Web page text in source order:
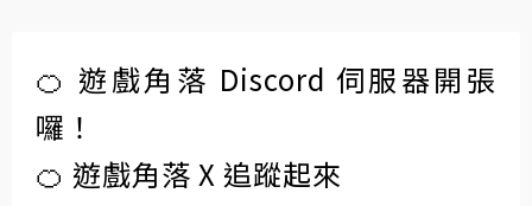
🍊 遊戲角落 Discord 伺服器開張
囉！
🍊 遊戲角落 X 追蹤起來